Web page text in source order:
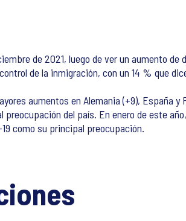
de 2021, luego de ver un aumento
de la inmigración, con un 14 % que
aumentos en Alemania (+9), España y
del país. En enero de este
como su principal preocupación.